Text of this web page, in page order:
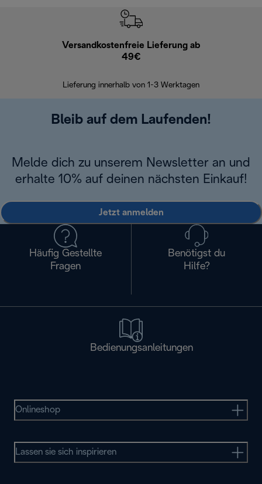
Versandkostenfreie Lieferung ab
49€
Lieferung innerhalb von 1-3 Werktagen
Bleib auf dem Laufenden!
Melde dich zu unserem Newsletter an und
erhalte 10% auf deinen nächsten Einkauf!
Jetzt anmelden
Häufig Gestellte
Fragen
Benötigst du
Hilfe?
Bedienungsanleitungen
Onlineshop
Lassen sie sich inspirieren